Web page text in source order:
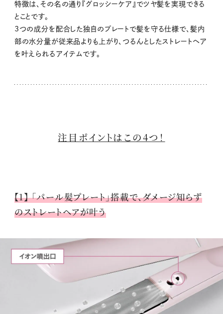
特徴は、その名の通り『グロッシーケア』でツヤ髪を実現できる
とことです。
3つの成分を配合した独自のプレートで髪を守る仕様で、髪内
部の水分量が従来品よりも上がり、つるんとしたストレートヘア
を叶えられるアイテムです。
注目ポイントはこの4つ！
【1】 「パール髪プレート」搭載で、ダメージ知らず
のストレートヘアが叶う